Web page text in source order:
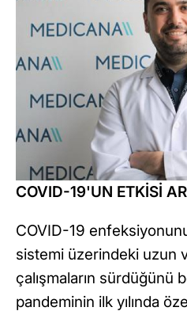
COVID-19'UN ETKİSİ
COVID-19
sistemi üzerindeki uzun
çalışmaların sürdüğünü
pandeminin ilk yılında